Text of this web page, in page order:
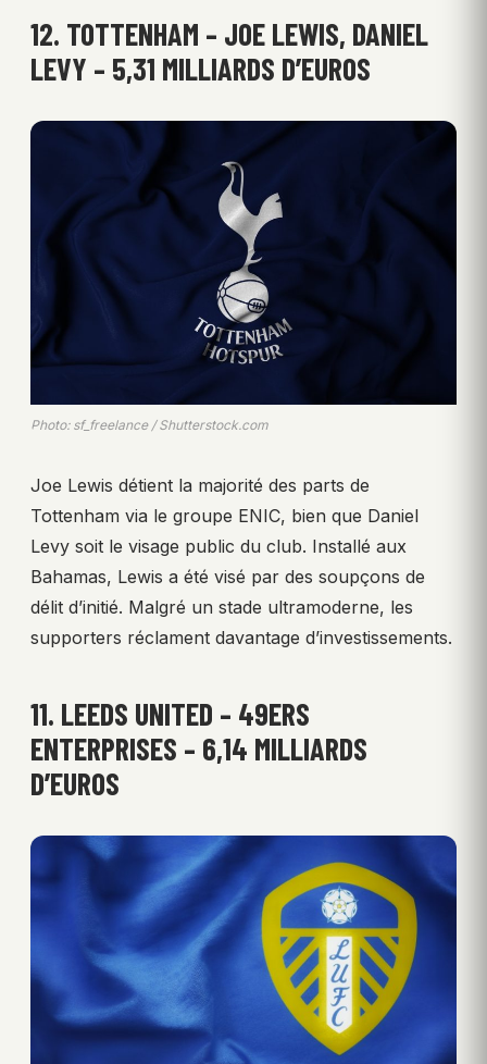
12. TOTTENHAM – JOE LEWIS, DANIEL
LEVY – 5,31 MILLIARDS D’EUROS
Photo: sf_freelance / Shutterstock.com
Joe Lewis détient la majorité des parts de
Tottenham via le groupe ENIC, bien que Daniel
Levy soit le visage public du club. Installé aux
Bahamas, Lewis a été visé par des soupçons de
délit d’initié. Malgré un stade ultramoderne, les
supporters réclament davantage d’investissements.
11. LEEDS UNITED – 49ERS
ENTERPRISES – 6,14 MILLIARDS
D’EUROS